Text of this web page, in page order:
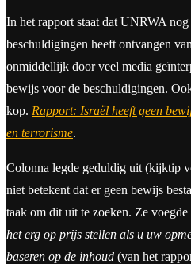
In het rapport staat dat UNRWA
beschuldigingen heeft ontvangen
onmiddellijk door veel media
bewijs voor de beschuldigingen.
kop. Rapport: Israël heeft geen
en terrorisme.
Colonna legde geduldig uit (kijktip
niet betekent dat er geen bewijs
taak om dit uit te zoeken. Ze
het erg op prijs stellen als u uw
baseren op de inhoud (van het